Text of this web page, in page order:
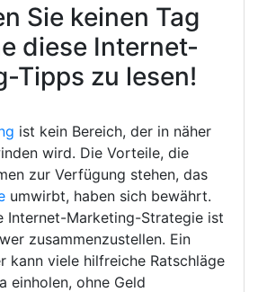
Sie keinen Tag
diese Internet-
Tipps zu lesen!
ist kein Bereich, der in näher
wird. Die Vorteile, die
zur Verfügung stehen, das
umwirbt, haben sich bewährt.
Internet-Marketing-Strategie ist
zusammenzustellen. Ein
kann viele hilfreiche Ratschläge
einholen, ohne Geld